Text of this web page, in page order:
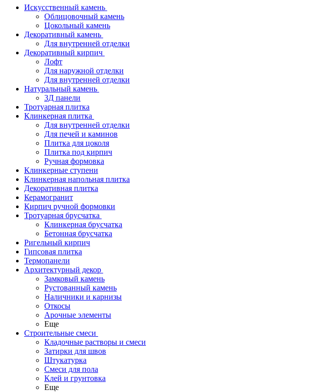
Искусственный камень
Облицовочный камень
Цокольный камень
Декоративный камень
Для внутренней отделки
Декоративный кирпич
Лофт
Для наружной отделки
Для внутренней отделки
Натуральный камень
3Д панели
Тротуарная плитка
Клинкерная плитка
Для внутренней отделки
Для печей и каминов
Плитка для цоколя
Плитка под кирпич
Ручная формовка
Клинкерные ступени
Клинкерная напольная плитка
Декоративная плитка
Керамогранит
Кирпич ручной формовки
Тротуарная брусчатка
Клинкерная брусчатка
Бетонная брусчатка
Ригельный кирпич
Гипсовая плитка
Термопанели
Архитектурный декор
Замковый камень
Рустованный камень
Наличники и карнизы
Откосы
Арочные элементы
Еще
Строительные смеси
Кладочные растворы и смеси
Затирки для швов
Штукатурка
Смеси для пола
Клей и грунтовка
Еще